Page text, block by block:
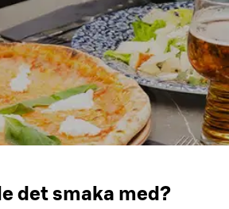
det smaka med?